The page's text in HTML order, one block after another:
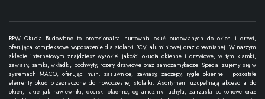
RPW Okucia Budowlane to profesjonalna hurtownia okuć budowlanych do okien i drzwi,
oferująca kompleksowe wyposażenie dla stolarki PCV, aluminiowej oraz drewnianej. W naszym
sklepie internetowym znajdziesz wysokiej jakości okucia okienne i drzwiowe, w tym klamki,
zawiasy, zamki, wkładki, pochwyty, rozety drzwiowe oraz samozamykacze. Specjalizujemy się w
systemach MACO, oferując m.in. zasuwnice, zawiasy, zaczepy, rygle okienne i pozostałe
elementy okuć przeznaczone do nowoczesnej stolarki. Asortyment uzupełniają akcesoria do
okien, takie jak nawiewniki, dociski okienne, ograniczniki uchyłu, zatrzaski balkonowe oraz